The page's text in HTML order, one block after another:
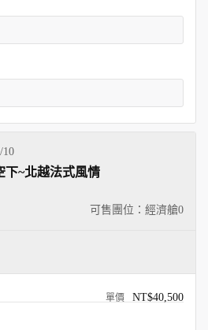
10
可售團位：經濟艙0
下~北越法式風情
NT$40,500